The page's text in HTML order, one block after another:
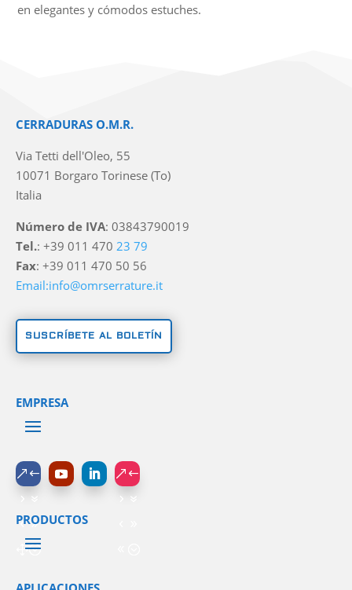
en elegantes y cómodos estuches.
CERRADURAS O.M.R.
Via Tetti dell'Oleo, 55
10071 Borgaro Torinese (To)
Italia
Número de IVA: 03843790019
Tel.: +39 011 470 23 79
Fax: +39 011 470 50 56
Email:info@omrserrature.it
SUSCRÍBETE AL BOLETÍN
EMPRESA
PRODUCTOS